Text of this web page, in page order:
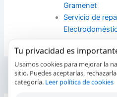
Gramenet
Servicio de
ANTERIOR
Tu privacidad es
Usamos cookies para mejorar la
sitio. Puedes aceptarlas,
categoría. Leer política de cookies